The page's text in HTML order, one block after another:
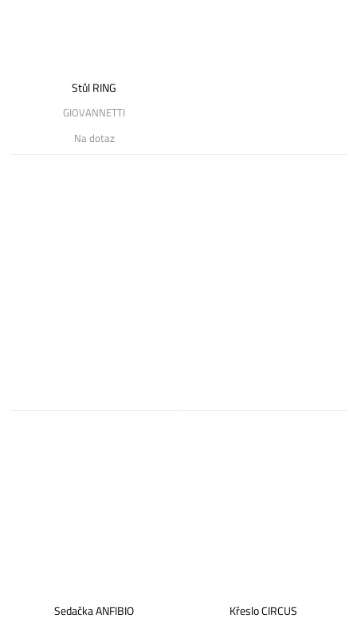
Stůl RING
GIOVANNETTI
Na dotaz
Sedačka ANFIBIO Křeslo CIRCUS